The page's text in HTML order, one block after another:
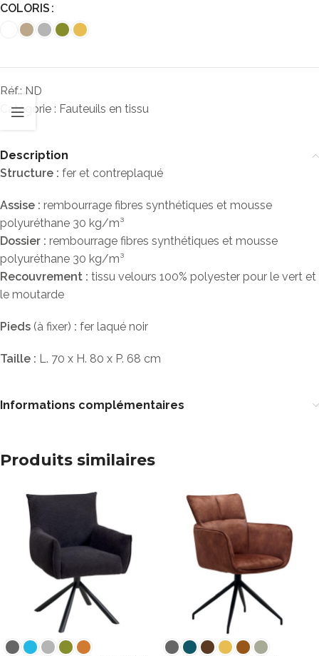
COLORIS
Réf.: ND
Catégorie : Fauteuils en tissu
Description
Structure : fer et contreplaqué
Assise : rembourrage fibres synthétiques et mousse
polyuréthane 30 kg/m³
Dossier : rembourrage fibres synthétiques et mousse
polyuréthane 30 kg/m³
Recouvrement : tissu velours 100% polyester pour le vert et
le moutarde
Pieds (à fixer) : fer laqué noir
Taille : L. 70 x H. 80 x P. 68 cm
Informations complémentaires
Produits similaires